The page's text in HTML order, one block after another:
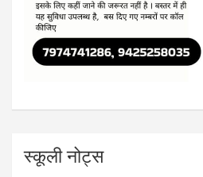
स्कूली नोट्स